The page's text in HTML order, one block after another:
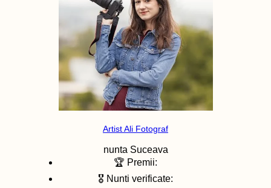
Artist Ali Fotograf
nunta Suceava
🏆 Premii:
🎖️ Nunti verificate: